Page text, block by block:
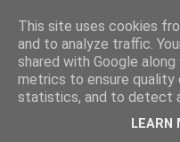
This site uses cookies
and to analyze traffic.
shared with Google
metrics to ensure quality
statistics, and to detect
LEARN